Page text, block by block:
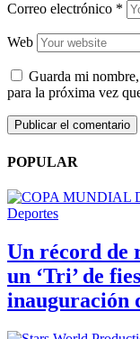
Correo electrónico *
Web
Guarda mi
para la próxima vez
POPULAR
Deportes
Un récord de
un ‘Tri’ de
inauguración